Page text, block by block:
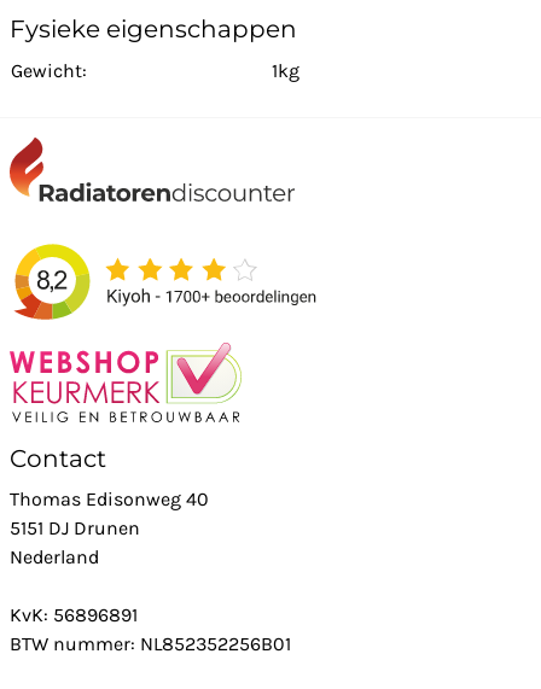
Fysieke eigenschappen
Gewicht: 1kg
Contact
Thomas Edisonweg 40
5151 DJ Drunen
Nederland
KvK: 56896891
BTW nummer: NL852352256B01